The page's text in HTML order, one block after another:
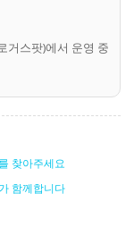
거스팟)에서 운영 중
찾아주세요
함께합니다